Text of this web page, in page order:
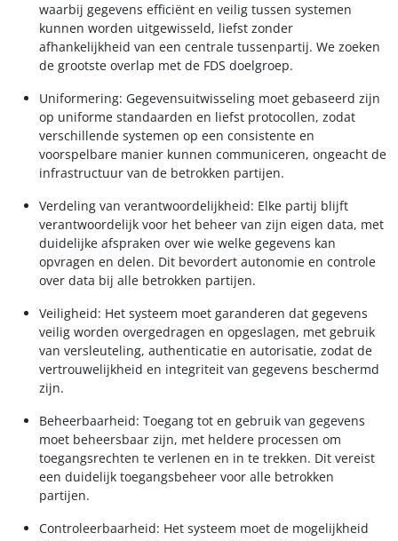
waarbij gegevens efficiënt en veilig tussen systemen
kunnen worden uitgewisseld, liefst zonder
afhankelijkheid van een centrale tussenpartij. We zoeken
de grootste overlap met de FDS doelgroep.
Uniformering: Gegevensuitwisseling moet gebaseerd zijn
op uniforme standaarden en liefst protocollen, zodat
verschillende systemen op een consistente en
voorspelbare manier kunnen communiceren, ongeacht de
infrastructuur van de betrokken partijen.
Verdeling van verantwoordelijkheid: Elke partij blijft
verantwoordelijk voor het beheer van zijn eigen data, met
duidelijke afspraken over wie welke gegevens kan
opvragen en delen. Dit bevordert autonomie en controle
over data bij alle betrokken partijen.
Veiligheid: Het systeem moet garanderen dat gegevens
veilig worden overgedragen en opgeslagen, met gebruik
van versleuteling, authenticatie en autorisatie, zodat de
vertrouwelijkheid en integriteit van gegevens beschermd
zijn.
Beheerbaarheid: Toegang tot en gebruik van gegevens
moet beheersbaar zijn, met heldere processen om
toegangsrechten te verlenen en in te trekken. Dit vereist
een duidelijk toegangsbeheer voor alle betrokken
partijen.
Controleerbaarheid: Het systeem moet de mogelijkheid